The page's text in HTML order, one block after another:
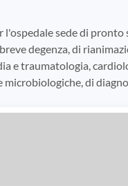
sede di pronto
degenza, di
e traumatologia,
di